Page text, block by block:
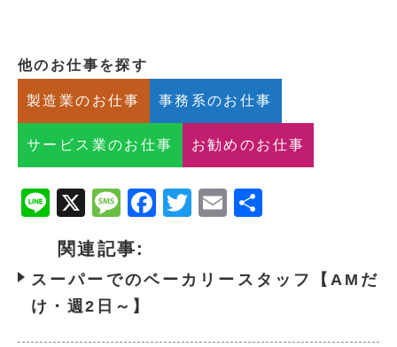
他のお仕事を探す
製造業のお仕事 事務系のお仕事
サービス業のお仕事 お勧めのお仕事
Line
X Message
Facebook
Twitter
Email
関連記事:
スーパーでのベーカリースタッフ【AMだ
け・週2日～】